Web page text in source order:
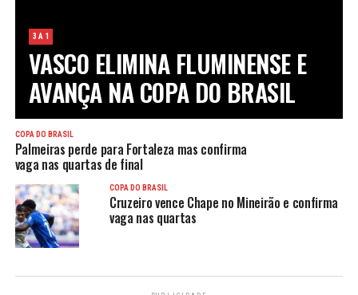
3 A 1
VASCO ELIMINA FLUMINENSE E
AVANÇA NA COPA DO BRASIL
COPA DO BRASIL
Palmeiras perde para Fortaleza mas confirma
vaga nas quartas de final
COPA DO BRASIL
Cruzeiro vence Chape no Mineirão e confirma
vaga nas quartas